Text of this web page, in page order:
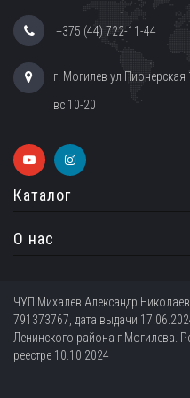
+375 (44) 722-11-44
г. Могилев
вс 10-20
Каталог
О нас
ЧУП Михалев Александр
791373767, дата выдачи
Ленинского района г.Могилева.
реестре 10.10.2024